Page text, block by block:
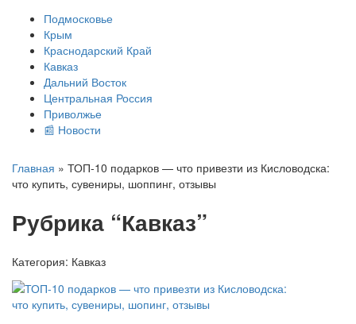
Подмосковье
Крым
Краснодарский Край
Кавказ
Дальний Восток
Центральная Россия
Приволжье
📰 Новости
Главная » ТОП-10 подарков — что привезти из Кисловодска:
что купить, сувениры, шоппинг, отзывы
Рубрика “Кавказ”
Категория: Кавказ